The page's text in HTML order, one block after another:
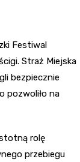
Festiwal
Straż Miejska
bezpiecznie
pozwoliło na
rolę
przebiegu